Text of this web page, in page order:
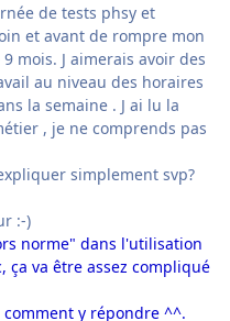
de tests phsy et
et avant de rompre mon
mois. J aimerais avoir des
au niveau des horaires
la semaine . J ai lu la
, je ne comprends pas
simplement svp?
:-)
norme" dans l'utilisation
va être assez compliqué
y répondre ^^.